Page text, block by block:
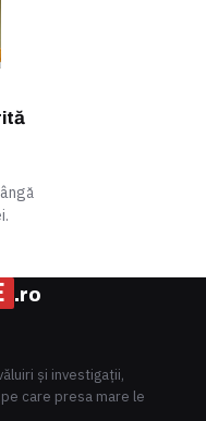
.ro
și investigații,
care presa mare le